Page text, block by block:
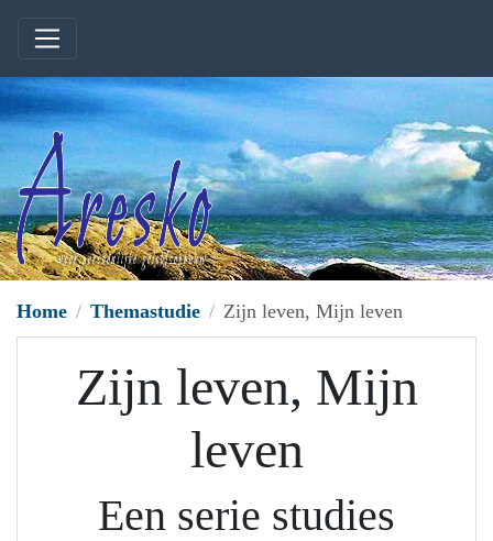
Home Themastudie Zijn leven, Mijn leven
Zijn leven, Mijn
leven
Een serie studies